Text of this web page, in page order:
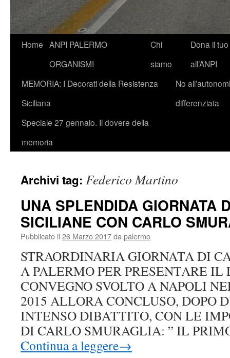
Vai
contenuto
Home ANPI PALERMO
ORGANISMI
Chi
siamo
Dona il
all’ANPI
MEMORIA: I Decorati della Resistenza
Siciliana
No
differenziata
Speciale 27 gennaio. Il dovere della
memoria
Archivi tag: Federico Martino
UNA SPLENDIDA GIORNATA
SICILIANE CON CARLO
Pubblicato il 26 Marzo 2017da palermo
STRAORDINARIA GIORNATA DI
A PALERMO PER PRESENTARE IL
CONVEGNO SVOLTO A NAPOLI
2015 ALLORA CONCLUSO, DOPO
INTENSO DIBATTITO, CON LE
DI CARLO SMURAGLIA: ” IL
Continua a leggere→